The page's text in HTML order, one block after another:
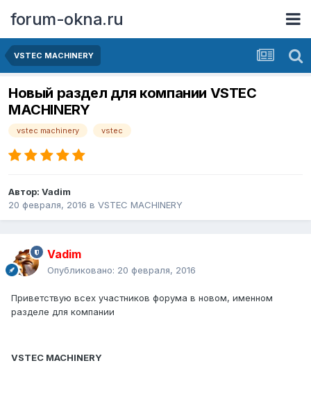
forum-okna.ru
VSTEC MACHINERY
Новый раздел для компании VSTEC
MACHINERY
vstec machinery vstec
Автор: Vadim
20 февраля, 2016 в VSTEC MACHINERY
Vadim
Опубликовано: 20 февраля, 2016
Приветствую всех участников форума в новом, именном
разделе для компании
VSTEC MACHINERY